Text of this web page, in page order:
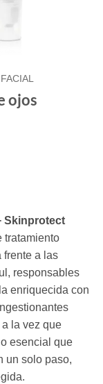
FACIAL
ojos
Skinprotect
tratamiento
frente a las
responsables
enriquecida con
la vez que
esencial que
un solo paso,